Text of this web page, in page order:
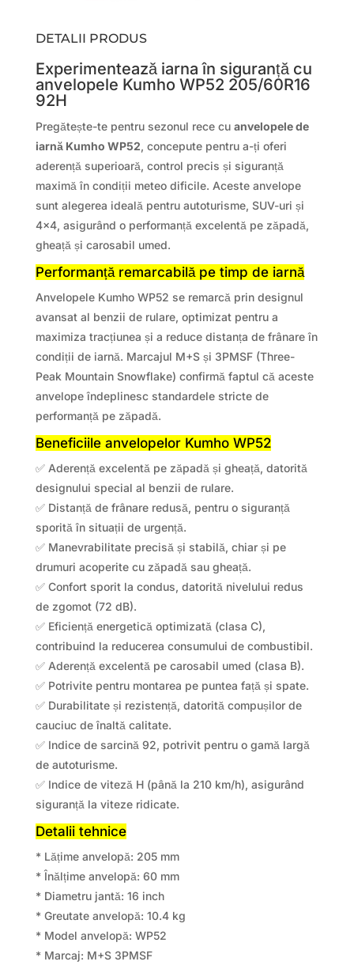
DETALII PRODUS
Experimentează iarna în siguranță cu
anvelopele Kumho WP52 205/60R16
92H
Pregătește-te pentru sezonul rece cu anvelopele de
iarnă Kumho WP52, concepute pentru a-ți oferi
aderență superioară, control precis și siguranță
maximă în condiții meteo dificile. Aceste anvelope
sunt alegerea ideală pentru autoturisme, SUV-uri și
4×4, asigurând o performanță excelentă pe zăpadă,
gheață și carosabil umed.
Performanță remarcabilă pe timp de iarnă
Anvelopele Kumho WP52 se remarcă prin designul
avansat al benzii de rulare, optimizat pentru a
maximiza tracțiunea și a reduce distanța de frânare în
condiții de iarnă. Marcajul M+S și 3PMSF (Three-
Peak Mountain Snowflake) confirmă faptul că aceste
anvelope îndeplinesc standardele stricte de
performanță pe zăpadă.
Beneficiile anvelopelor Kumho WP52
✅ Aderență excelentă pe zăpadă și gheață, datorită
designului special al benzii de rulare.
✅ Distanță de frânare redusă, pentru o siguranță
sporită în situații de urgență.
✅ Manevrabilitate precisă și stabilă, chiar și pe
drumuri acoperite cu zăpadă sau gheață.
✅ Confort sporit la condus, datorită nivelului redus
de zgomot (72 dB).
✅ Eficiență energetică optimizată (clasa C),
contribuind la reducerea consumului de combustibil.
✅ Aderență excelentă pe carosabil umed (clasa B).
✅ Potrivite pentru montarea pe puntea față și spate.
✅ Durabilitate și rezistență, datorită compușilor de
cauciuc de înaltă calitate.
✅ Indice de sarcină 92, potrivit pentru o gamă largă
de autoturisme.
✅ Indice de viteză H (până la 210 km/h), asigurând
siguranță la viteze ridicate.
Detalii tehnice
* Lățime anvelopă: 205 mm
* Înălțime anvelopă: 60 mm
* Diametru jantă: 16 inch
* Greutate anvelopă: 10.4 kg
* Model anvelopă: WP52
* Marcaj: M+S 3PMSF